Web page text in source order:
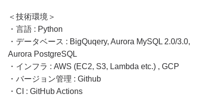
＜技術環境＞
・言語 : Python
・データベース : BigQuqery, Aurora MySQL 2.0/3.0,
Aurora PostgreSQL
・インフラ : AWS (EC2, S3, Lambda etc.) , GCP
・バージョン管理 : Github
・CI : GitHub Actions